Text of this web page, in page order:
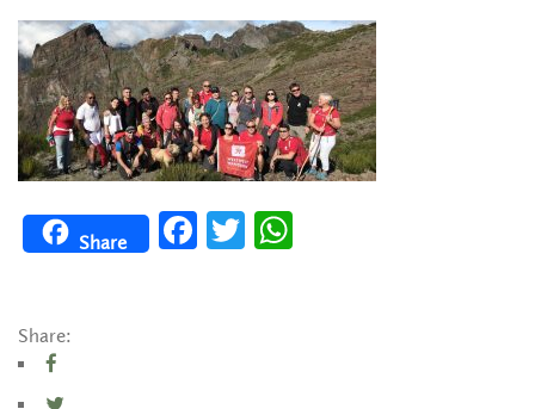
Share
FacebookTwitter
Share: